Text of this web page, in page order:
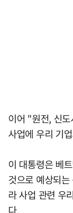
이어 "원전, 신
사업에 우리 기
이 대통령은 베
것으로 예상되
라 사업 관련 우
다.